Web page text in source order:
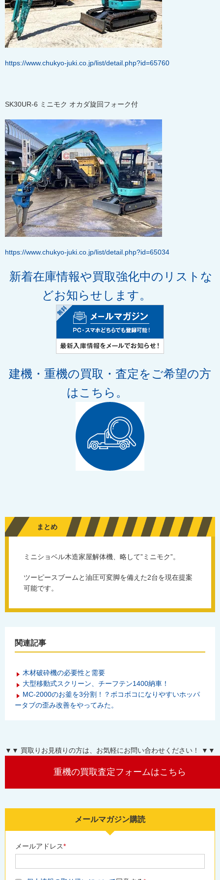
https://www.chukyo-juki.co.jp/list/detail.php?id=65760
SK30UR-6 ミニモク オカダ旋回フォーク付
https://www.chukyo-juki.co.jp/list/detail.php?id=65034
新着在庫情報や買取強化中のリストな
どお知らせします。
建機・重機の買取・査定をご希望の方
はこちら。
まとめ
ミニショベル木造家屋解体機、略して”ミニモク”。
ツーピースブームと油圧可変脚を備えた2台を現在提案
可能です。
関連記事
木材破砕機の必要性と需要
大型移動式スクリーン、チーフテン1400納車！
MC-2000のお釜を3分割！？ボコボコになりやすいホッパ
ータブの歪み改善をやってみた。
▼▼ 買取りお見積りの方は、お気軽にお問い合わせください！ ▼▼
重機の買取査定フォームはこちら
メールマガジン購読
メールアドレス*